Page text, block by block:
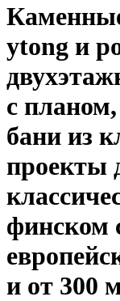
ytong и
с
бани из
проекты
финском
и от 300